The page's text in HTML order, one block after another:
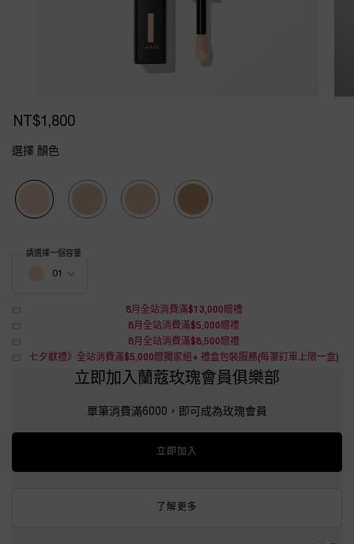
NT$1,800
選擇 顏色
Selected
01, 1 of 4 Selected
02, 2 of 4 Selected
03, 3 of 4 Selected
04, 4 of 4
01
請選擇一個容量
8月全站消費滿$13,000贈禮
8月全站消費滿$5,000贈禮
8月全站消費滿$8,500贈禮
七夕獻禮》全站消費滿$5,000贈獨家組+ 禮盒包裝服務(每筆訂單上限一盒)
立即加入蘭蔻玫瑰會員俱樂部
單筆消費滿6000，即可成為玫瑰會員
立即加入
了解更多